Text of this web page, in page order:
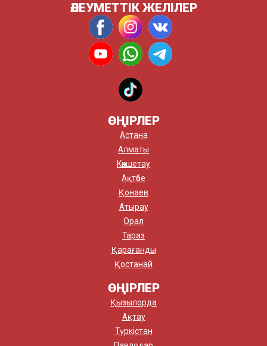
ӘЛЕУМЕТТІК ЖЕЛІЛЕР
ӨҢІРЛЕР
Астана
Алматы
Көкшетау
Ақтөбе
Қонаев
Атырау
Орал
Тараз
Қарағанды
Қостанай
ӨҢІРЛЕР
Қызылорда
Ақтау
Түркістан